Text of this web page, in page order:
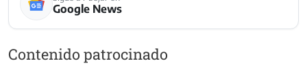
Google News
Contenido patrocinado